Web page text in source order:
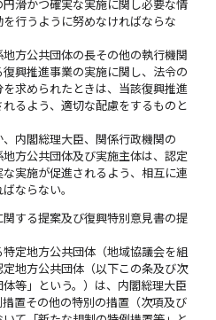
滑かつ確実な実施に関し必要な情
行うように努めなければならな
方公共団体の長その他の執行機関
興推進事業の実施に関し、法令の
求められたときは、当該復興推進
るよう、適切な配慮をするものと
内閣総理大臣、関係行政機関の
方公共団体及び実施主体は、認定
実施が促進されるよう、相互に連
ならない。
関する提案及び復興特別意見書の提
定地方公共団体（地域協議会を組
地方公共団体（以下この条及び次
等」という。）は、内閣総理大臣
置その他の特別の措置（次項及び